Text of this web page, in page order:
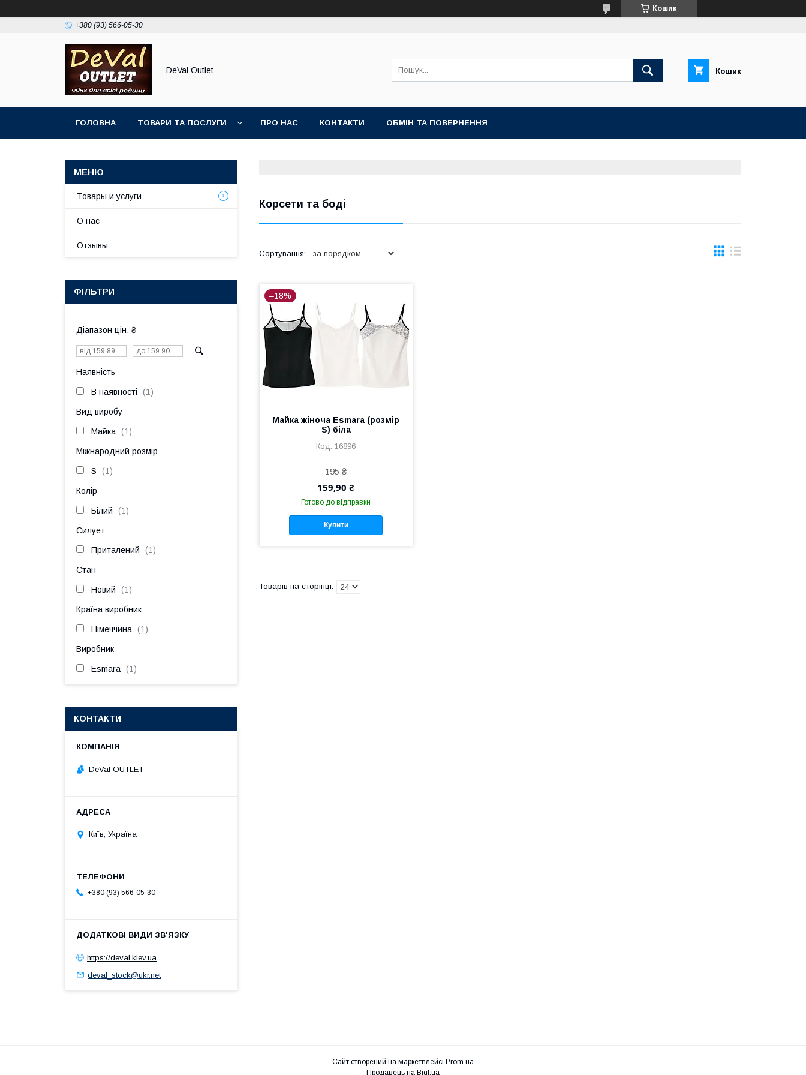
Кошик
+380 (93) 566-05-30
DeVal Outlet Кошик
ГОЛОВНА ТОВАРИ ТА ПОСЛУГИ ПРО НАС КОНТАКТИ ОБМІН ТА ПОВЕРНЕННЯ
Корсети та боді
–18%
Майка жіноча Esmara (розмір
S) біла
16896
195 ₴
159,90 ₴
Готово до відправки
Купити
Товары и услуги
О нас
Отзывы
ФІЛЬТРИ
Діапазон цін, ₴
Наявність
В наявності 1
Вид виробу
Майка 1
Міжнародний розмір
S 1
Колір
Білий 1
Силует
Приталений 1
Стан
Новий 1
Країна виробник
Німеччина 1
Виробник
Esmara 1
КОНТАКТИ
DeVal OUTLET
Київ, Україна
+380 (93) 566-05-30
https://deval.kiev.ua
deval_stock@ukr.net
Сайт створений на маркетплейсі Prom.ua
Продавець на Bigl.ua